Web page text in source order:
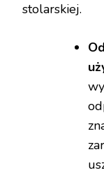
stolarskiej.